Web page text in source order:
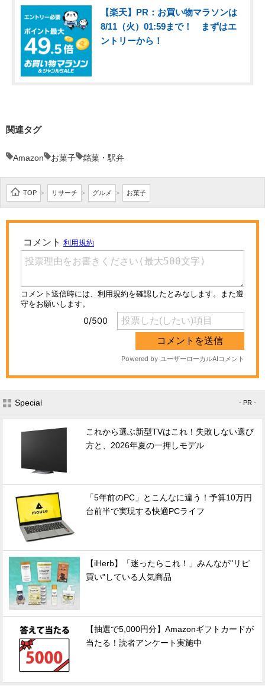
【楽天】PR：お買い物マラソンは
8/11（火）01:59まで！ まずはエ
ントリーから！
関連タグ
Amazon お菓子 銘菓・駅弁
TOP > リサーチ > グルメ > お菓子
Special - PR -
これから選ぶ新型TVはこれ！失敗しない選び
方と、2026年夏の一押しモデル
「5年前のPC」とこんなに違う！予算10万円
台前半で実現する快適PCライフ
【iHerb】「迷ったらこれ！」みんなが"リピ
買い"している人気商品
【抽選で5,000円分】Amazonギフトカードが
当たる！読者アンケート実施中